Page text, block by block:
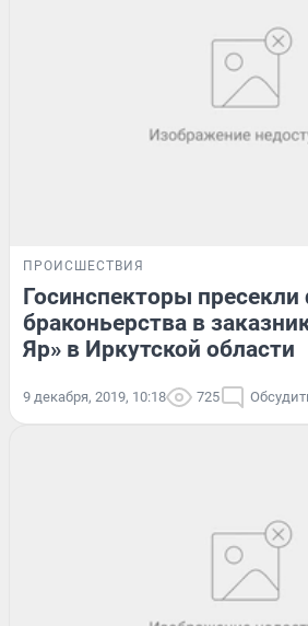
ПРОИСШЕСТВИЯ
Госинспекторы пресекли
браконьерства в
Яр» в Иркутской области
9 декабря, 2019, 10:18 725